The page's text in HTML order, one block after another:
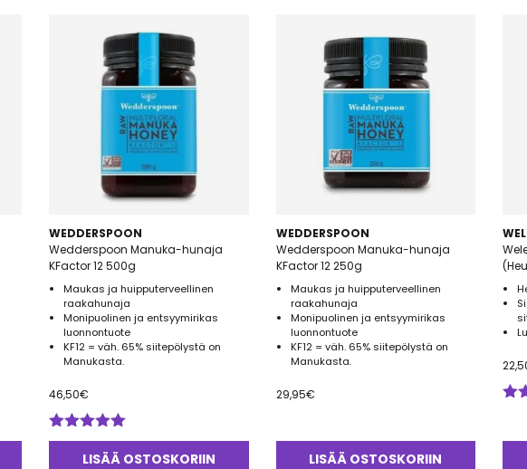
WEDDERSPOON
Wedderspoon Manuka-hunaja
KFactor 12 500g
Maukas ja huipputerveellinen
raakahunaja
Monipuolinen ja entsyymirikas
luonnontuote
KF12 = väh. 65% siitepölystä on
Manukasta.
46,50€
Arvostelu
tuotteesta:
LISÄÄ OSTOSKORIIN
WEDDERSPOON
Wedderspoon Manuka-hunaja
KFactor 12 250g
Maukas ja huipputerveellinen
raakahunaja
Monipuolinen ja entsyymirikas
luonnontuote
KF12 = väh. 65% siitepölystä on
Manukasta.
29,95€
LISÄÄ OSTOSKORIIN